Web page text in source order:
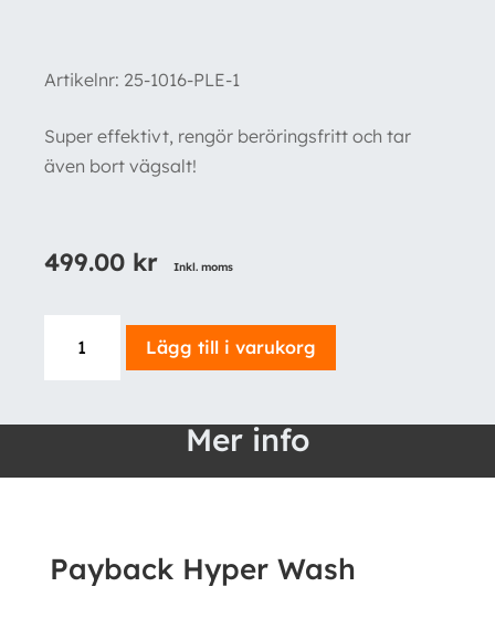
Artikelnr: 25-1016-PLE-1
Super effektivt, rengör beröringsfritt och tar
även bort vägsalt!
499.00 kr Inkl. moms
Hyper
Lägg till i varukorg
Mer info
Payback Hyper Wash